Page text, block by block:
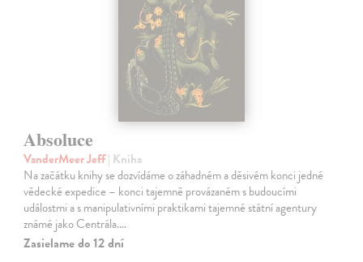
Absoluce
VanderMeer Jeff| Kniha
Na začátku knihy se dozvídáme o záhadném a děsivém konci jedné
vědecké expedice – konci tajemně provázaném s budoucími
událostmi a s manipulativními praktikami tajemné státní agentury
známé jako Centrála.…
Zasielame do 12 dní